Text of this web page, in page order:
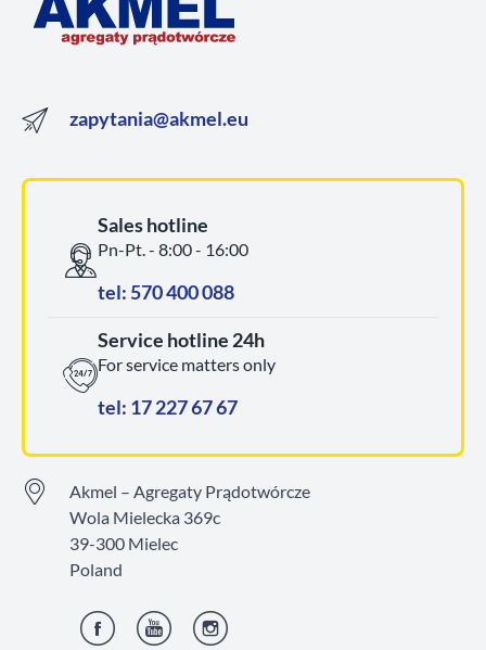
zapytania@akmel.eu
Sales hotline
Pn-Pt. - 8:00 - 16:00
tel: 570 400 088
Service hotline 24h
For service matters only
tel: 17 227 67 67
Akmel – Agregaty Prądotwórcze
Wola Mielecka 369c
39-300 Mielec
Poland